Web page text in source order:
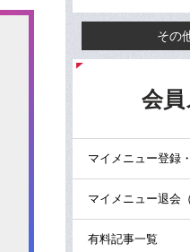
その
会
マイメニュー登録
マイメニュー退会
有料記事一覧